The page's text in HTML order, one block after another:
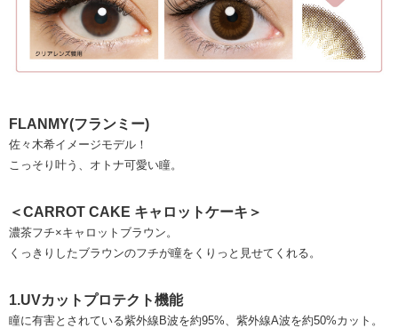
FLANMY(フランミー)
佐々木希イメージモデル！
こっそり叶う、オトナ可愛い瞳。
＜CARROT CAKE キャロットケーキ＞
濃茶フチ×キャロットブラウン。
くっきりしたブラウンのフチが瞳をくりっと見せてくれる。
1.UVカットプロテクト機能
瞳に有害とされている紫外線B波を約95%、紫外線A波を約50%カット。